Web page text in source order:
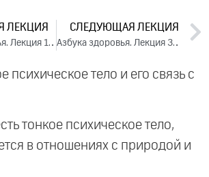
ЛЕКЦИЯ
Азбука здоровья. Лекция 1 (2017)
СЛЕДУЮЩАЯ ЛЕКЦИЯ
Азбука здоровья. Лекция 3 (2017)
психическое тело и его связь с
тонкое психическое тело,
в отношениях с природой и